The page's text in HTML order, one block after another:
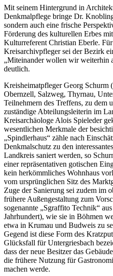
Mit seinem Hintergrund in
Denkmalpflege bringe Dr.
sondern auch eine frische
Förderung des kulturellen Erbes
Kulturreferent Christian Eberle.
Kreisarchivpfleger sei der Bezirk
„Miteinander wollen wir weiterhin
deutlich.
Kreisheimatpfleger Georg Schurm
Obernzell, Salzweg, Thyrnau,
Teilnehmern des Treffens, zu dem
zuständige Abteilungsleiterin im
Kreisarchäologe Alois Spieleder
wesentlichen Merkmale der
„Spindlerhaus“ zähle nach
Denkmalschutz zu den
Landkreis saniert werden, so
einer repräsentativen gotischen
kein herkömmliches Wohnhaus
vom ursprünglichen Sitz des
Zuge der Sanierung sei zudem im
frühere Außengestaltung zum
sogenannte „Sgraffito Technik“
Jahrhundert), wie sie in Böhmen
etwa in Krumau und Budweis zu
Gegend ist diese Form des
Glücksfall für Untergriesbach
dass der neue Besitzer das
die frühere Nutzung für
machen werde.